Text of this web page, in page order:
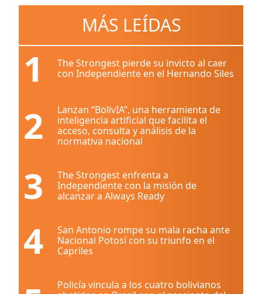
MÁS LEÍDAS
1
The Strongest pierde su invicto al caer
con Independiente en el Hernando Siles
2
Lanzan “BolivIA”, una herramienta de
inteligencia artificial que facilita el
acceso, consulta y análisis de la
normativa nacional
3
The Strongest enfrenta a
Independiente con la misión de
alcanzar a Always Ready
4
San Antonio rompe su mala racha ante
Nacional Potosí con su triunfo en el
Capriles
Policía vincula a los cuatro bolivianos